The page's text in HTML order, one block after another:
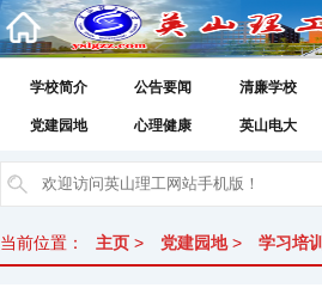
学校简介 公告要闻 清廉学校
党建园地 心理健康 英山电大
当前位置： 主页 > 党建园地> 学习培训